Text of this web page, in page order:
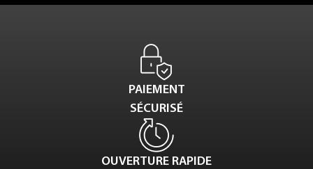
PAIEMENT
SÉCURISÉ
OUVERTURE RAPIDE